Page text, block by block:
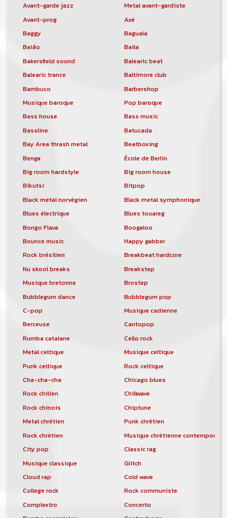
Avant-garde jazz
Metal avant-gardiste
Avant-prog
Axé
Baggy
Baguala
Baião
Baila
Bakersfield sound
Balearic beat
Balearic trance
Baltimore club
Bambuco
Barbershop
Musique baroque
Pop baroque
Bass house
Bass music
Bassline
Batucada
Bay Area thrash metal
Beatboxing
Benga
École de Berlin
Big room hardstyle
Big room house
Bikutsi
Bitpop
Black metal norvégien
Black metal symphonique
Blues électrique
Blues touareg
Bongo Flava
Boogaloo
Bounce music
Happy gabber
Rock brésilien
Breakbeat hardcore
Nu skool breaks
Breakstep
Musique bretonne
Brostep
Bubblegum dance
Bubblegum pop
C-pop
Musique cadienne
Berceuse
Cantopop
Rumba catalane
Cello rock
Metal celtique
Musique celtique
Punk celtique
Rock celtique
Cha-cha-cha
Chicago blues
Rock chilien
Chillwave
Rock chinois
Chiptune
Metal chrétien
Punk chrétien
Rock chrétien
Musique chrétienne
City pop
Classic rag
Musique classique
Glitch
Cloud rap
Cold wave
College rock
Rock communiste
Complextro
Concerto